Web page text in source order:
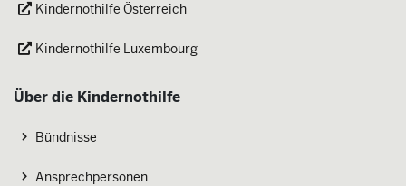
Kindernothilfe Österreich
Kindernothilfe Luxembourg
Über die Kindernothilfe
Bündnisse
Ansprechpersonen